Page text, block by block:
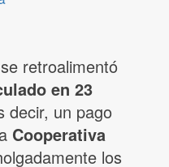
retroalimentó
en 23
decir, un pago
Cooperativa
los